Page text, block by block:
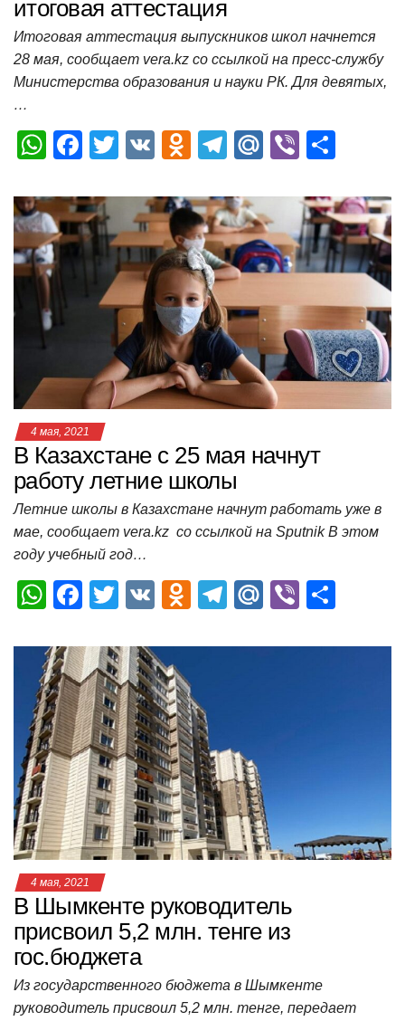
итоговая аттестация
Итоговая аттестация выпускников школ начнется
28 мая, сообщает vera.kz со ссылкой на пресс-службу
Министерства образования и науки РК. Для девятых,
…
W
at
s
A
p
p
F
c
e
b
o
T
tt
er
V
O
n
o
kl
a
ss
ni
ki
T
e
gr
a
m
M
.R
u
Vi
er п
р
а
и
т
ь
4 мая, 2021
В Казахстане с 25 мая начнут
работу летние школы
Летние школы в Казахстане начнут работать уже в
мае, сообщает vera.kz со ссылкой на Sputnik В этом
году учебный год…
W
at
s
A
p
p
F
c
e
b
o
o
k
T
tt
er
V
O
n
o
kl
a
ss
ni
ki
T
e
m
M
.R
Vi
er п
ь
4 мая, 2021
В Шымкенте руководитель
присвоил 5,2 млн. тенге из
гос.бюджета
Из государственного бюджета в Шымкенте
руководитель присвоил 5,2 млн. тенге, передает